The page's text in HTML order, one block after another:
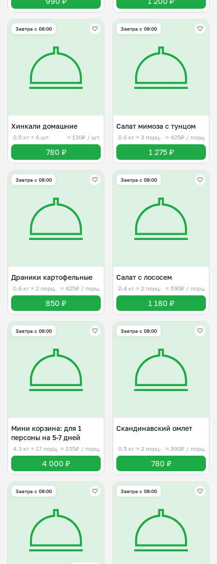
Завтра c 08:00
Хинкали домашние
0.5 кг ≈ 6 шт. ≈ 130₽ / шт.
780 ₽
Завтра c 08:00
Салат мимоза с тунцом
0.6 кг ≈ 3 порц. ≈ 425₽ / порц.
1 275 ₽
Завтра c 08:00
Драники картофельные
0.6 кг ≈ 2 порц. ≈ 425₽ / порц.
850 ₽
Завтра c 08:00
Салат с лососем
0.4 кг ≈ 2 порц. ≈ 590₽ / порц.
1 180 ₽
Завтра c 08:00
Мини корзина: для 1
персоны на 5-7 дней
4.3 кг ≈ 17 порц. ≈ 235₽ / порц.
4 000 ₽
Завтра c 08:00
Скандинавский омлет
0.5 кг ≈ 2 порц. ≈ 390₽ / порц.
780 ₽
Завтра c 08:00 Завтра c 08:00